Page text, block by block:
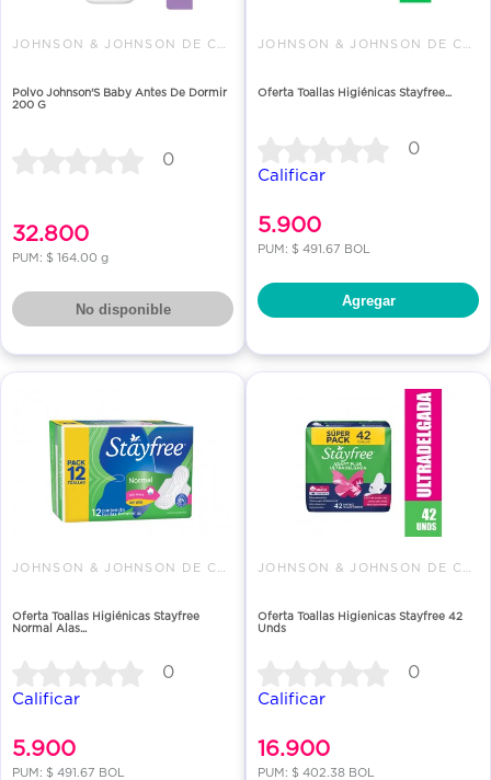
Polvo Johnson'S Baby Antes De Dormir
200 G
0
32.800
PUM: $ 164.00 g
No disponible
Oferta Toallas Higiénicas Stayfree...
0
Calificar
5.900
PUM: $ 491.67 BOL
Agregar
Oferta Toallas Higiénicas Stayfree
Normal Alas...
0
Calificar
5.900
PUM: $ 491.67 BOL
Oferta Toallas Higienicas Stayfree 42
Unds
0
Calificar
16.900
PUM: $ 402.38 BOL